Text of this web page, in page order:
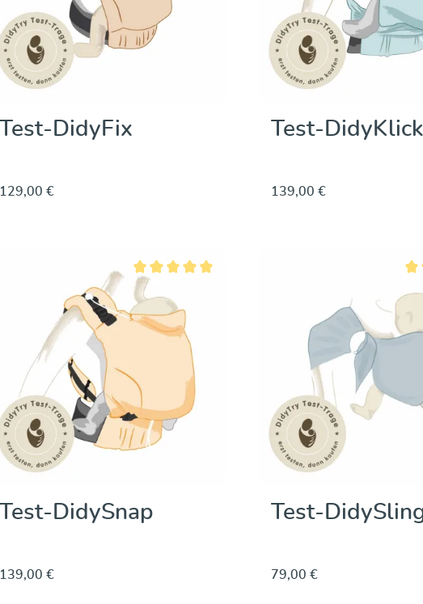
Test-DidyFix
129,00 €
Test-DidyKlick
139,00 €
Durchschnittliche Bewertung von 5 von 5 Sternen
Test-DidySnap
139,00 €
Test-
79,00 €